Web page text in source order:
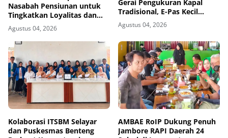
Nasabah Pensiunan untuk
Tingkatkan Loyalitas dan
Pengalaman Layanan
Agustus 04, 2026
Gerai Pengukuran Kapal
Tradisional, E-Pas Kecil
Diterbitkan Gratis
Agustus 04, 2026
Kolaborasi ITSBM Selayar
dan Puskesmas Benteng
AMBAE RoIP Dukung Penuh
Jambore RAPI Daerah 24